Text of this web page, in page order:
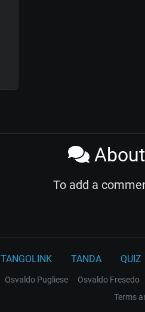
To add a
TANGOLINK TANDA QUIZ
Osvaldo Pugliese Osvaldo Fresedo
Terms